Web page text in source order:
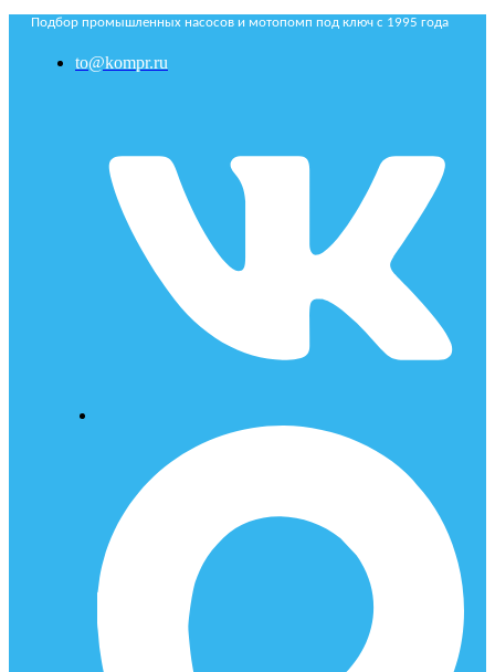
Подбор промышленных насосов и мотопомп под ключ с 1995 года
to@kompr.ru